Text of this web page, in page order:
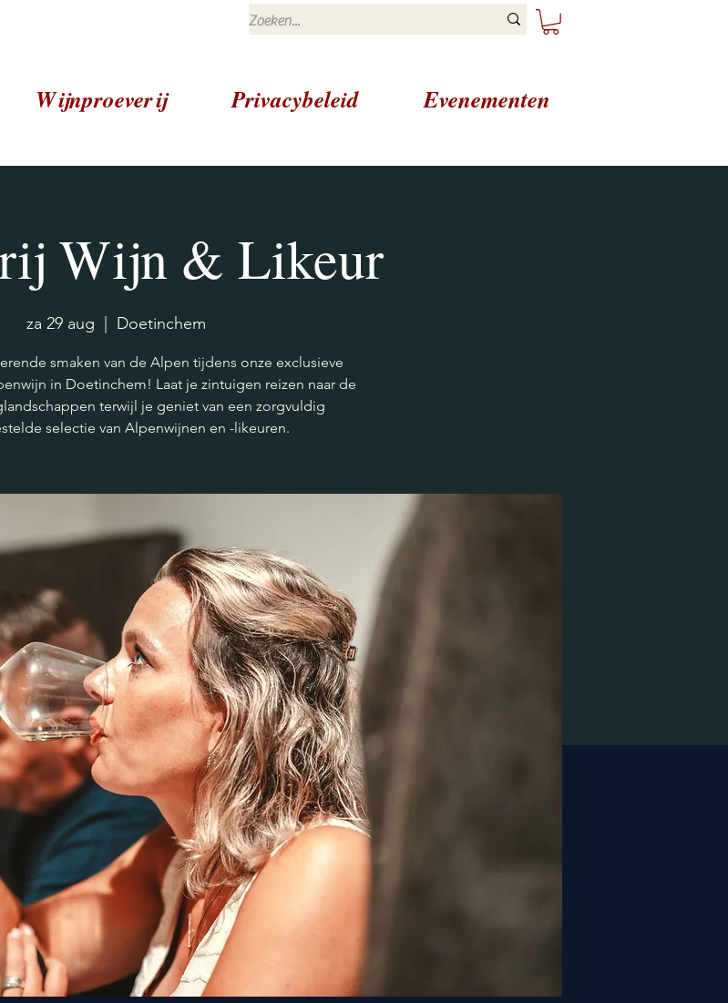
Wijnproeverij Privacybeleid Evenementen
Wijn & Likeur
za 29 aug Doetinchem
smaken van de Alpen tijdens onze exclusieve
in Doetinchem! Laat je zintuigen reizen naar de
terwijl je geniet van een zorgvuldig
selectie van Alpenwijnen en -likeuren.